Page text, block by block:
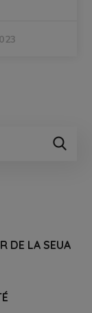
DE LA SEUA